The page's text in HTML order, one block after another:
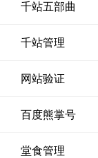
千站五部曲
千站管理
网站验证
百度熊掌号
堂食管理